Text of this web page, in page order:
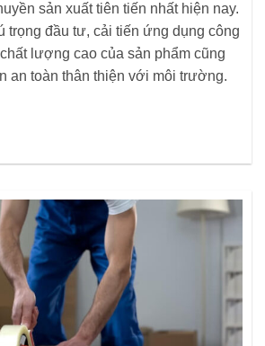
sản xuất tiên tiến nhất hiện nay.
trọng đầu tư, cải tiến ứng dụng công
lượng cao của sản phẩm cũng
an toàn thân thiện với môi trường.